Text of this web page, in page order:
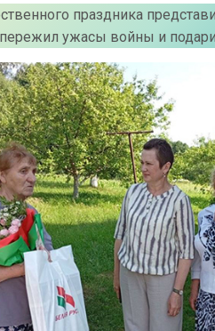
праздника
пережил ужасы войны и